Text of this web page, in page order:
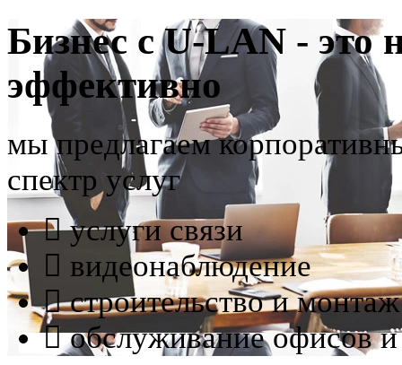
Бизнес с U-LAN - это
эффективно
мы предлагаем
спектр услуг
услуги связи
видеонаблюдение
строительство и монтаж
обслуживание офисов